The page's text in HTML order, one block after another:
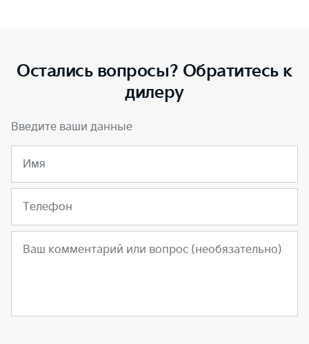
Остались вопросы? Обратитесь к
дилеру
Введите ваши данные
Имя
Телефон